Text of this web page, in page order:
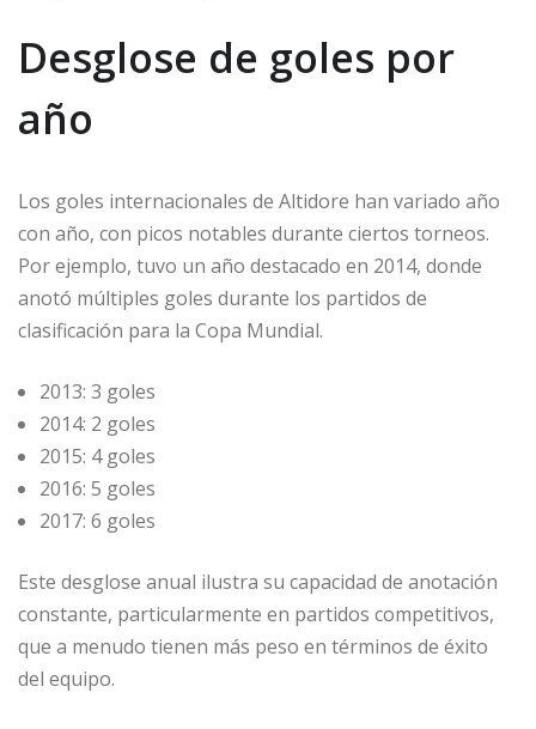
Desglose de goles por
año
Los goles internacionales de Altidore han variado año
con año, con picos notables durante ciertos torneos.
Por ejemplo, tuvo un año destacado en 2014, donde
anotó múltiples goles durante los partidos de
clasificación para la Copa Mundial.
2013: 3 goles
2014: 2 goles
2015: 4 goles
2016: 5 goles
2017: 6 goles
Este desglose anual ilustra su capacidad de anotación
constante, particularmente en partidos competitivos,
que a menudo tienen más peso en términos de éxito
del equipo.